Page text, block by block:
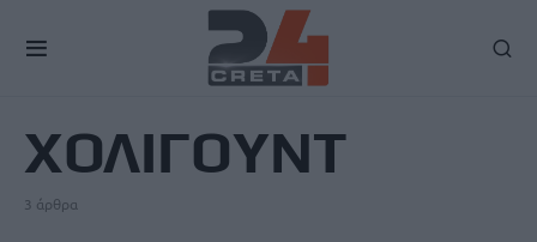
ΧΟΛΙΓΟΥΝΤ
3 άρθρα